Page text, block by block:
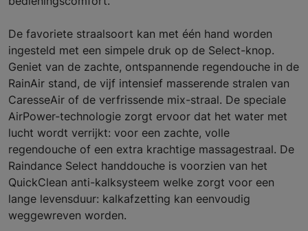
De favoriete straalsoort kan met één hand worden
ingesteld met een simpele druk op de Select-knop.
Geniet van de zachte, ontspannende regendouche in de
RainAir stand, de vijf intensief masserende stralen van
CaresseAir of de verfrissende mix-straal. De speciale
AirPower-technologie zorgt ervoor dat het water met
lucht wordt verrijkt: voor een zachte, volle
regendouche of een extra krachtige massagestraal. De
Raindance Select handdouche is voorzien van het
QuickClean anti-kalksysteem welke zorgt voor een
lange levensduur: kalkafzetting kan eenvoudig
weggewreven worden.